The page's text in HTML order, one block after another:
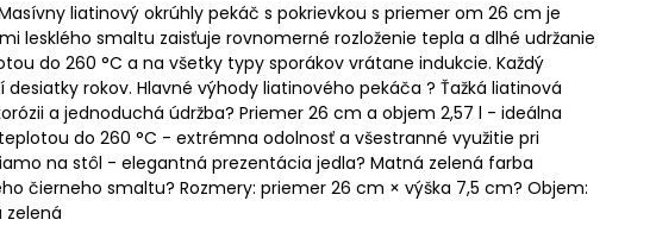
liatinový okrúhly pekáč s pokrievkou s priemer om 26 cm je
lesklého smaltu zaisťuje rovnomerné rozloženie tepla a dlhé udržanie
do 260 °C a na všetky typy sporákov vrátane indukcie. Každý
rokov. Hlavné výhody liatinového pekáča ? Ťažká liatinová
a jednoduchá údržba? Priemer 26 cm a objem 2,57 l - ideálna
do 260 °C - extrémna odolnosť a všestranné využitie pri
na stôl - elegantná prezentácia jedla? Matná zelená farba
čierneho smaltu? Rozmery: priemer 26 cm × výška 7,5 cm? Objem:
zelená